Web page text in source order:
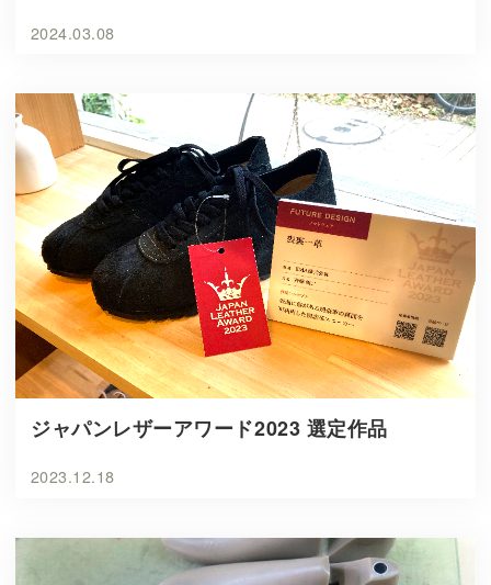
2024.03.08
ジャパンレザーアワード2023 選定作品
2023.12.18